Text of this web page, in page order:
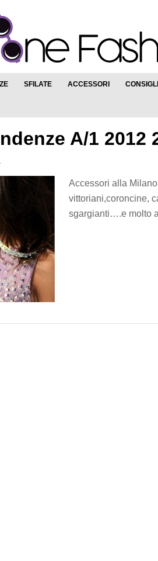
SFILATE ACCESSORI
A/1 2012
Accessori alla
vittoriani,coroncine,
sgargianti….e molto